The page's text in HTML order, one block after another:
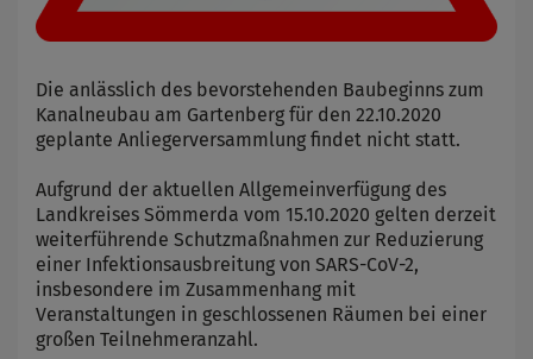
Die anlässlich des bevorstehenden Baubeginns zum
Kanalneubau am Gartenberg für den 22.10.2020
geplante Anliegerversammlung findet nicht statt.
Aufgrund der aktuellen Allgemeinverfügung des
Landkreises Sömmerda vom 15.10.2020 gelten derzeit
weiterführende Schutzmaßnahmen zur Reduzierung
einer Infektionsausbreitung von SARS-CoV-2,
insbesondere im Zusammenhang mit
Veranstaltungen in geschlossenen Räumen bei einer
großen Teilnehmeranzahl.